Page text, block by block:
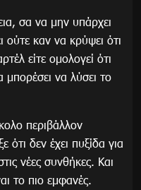
σα να μην υπάρχει
ούτε καν να κρύψει ότι
είτε ομολογεί ότι
μπορέσει να λύσει το
περιβάλλον
δεν έχει πυξίδα για
νέες συνθήκες. Και
το πιο εμφανές.